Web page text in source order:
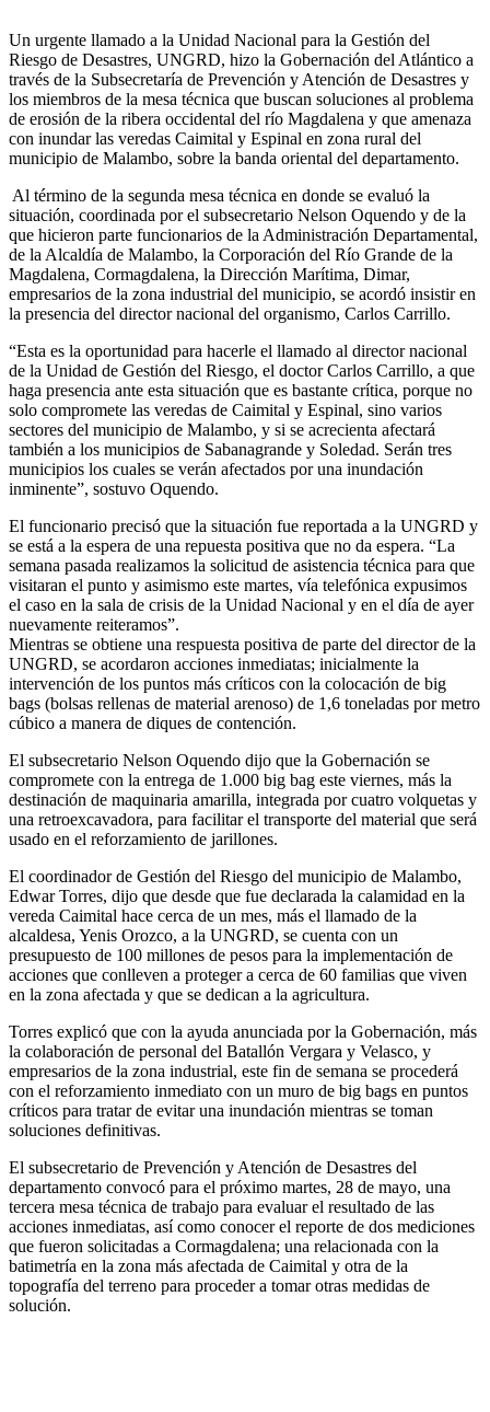
Un urgente llamado a la Unidad Nacional para la Gestión del
Riesgo de Desastres, UNGRD, hizo la Gobernación del Atlántico a
través de la Subsecretaría de Prevención y Atención de Desastres y
los miembros de la mesa técnica que buscan soluciones al problema
de erosión de la ribera occidental del río Magdalena y que amenaza
con inundar las veredas Caimital y Espinal en zona rural del
municipio de Malambo, sobre la banda oriental del departamento.
Al término de la segunda mesa técnica en donde se evaluó la
situación, coordinada por el subsecretario Nelson Oquendo y de la
que hicieron parte funcionarios de la Administración Departamental,
de la Alcaldía de Malambo, la Corporación del Río Grande de la
Magdalena, Cormagdalena, la Dirección Marítima, Dimar,
empresarios de la zona industrial del municipio, se acordó insistir en
la presencia del director nacional del organismo, Carlos Carrillo.
“Esta es la oportunidad para hacerle el llamado al director nacional
de la Unidad de Gestión del Riesgo, el doctor Carlos Carrillo, a que
haga presencia ante esta situación que es bastante crítica, porque no
solo compromete las veredas de Caimital y Espinal, sino varios
sectores del municipio de Malambo, y si se acrecienta afectará
también a los municipios de Sabanagrande y Soledad. Serán tres
municipios los cuales se verán afectados por una inundación
inminente”, sostuvo Oquendo.
El funcionario precisó que la situación fue reportada a la UNGRD y
se está a la espera de una repuesta positiva que no da espera. “La
semana pasada realizamos la solicitud de asistencia técnica para que
visitaran el punto y asimismo este martes, vía telefónica expusimos
el caso en la sala de crisis de la Unidad Nacional y en el día de ayer
nuevamente reiteramos”.
Mientras se obtiene una respuesta positiva de parte del director de la
UNGRD, se acordaron acciones inmediatas; inicialmente la
intervención de los puntos más críticos con la colocación de big
bags (bolsas rellenas de material arenoso) de 1,6 toneladas por metro
cúbico a manera de diques de contención.
El subsecretario Nelson Oquendo dijo que la Gobernación se
compromete con la entrega de 1.000 big bag este viernes, más la
destinación de maquinaria amarilla, integrada por cuatro volquetas y
una retroexcavadora, para facilitar el transporte del material que será
usado en el reforzamiento de jarillones.
El coordinador de Gestión del Riesgo del municipio de Malambo,
Edwar Torres, dijo que desde que fue declarada la calamidad en la
vereda Caimital hace cerca de un mes, más el llamado de la
alcaldesa, Yenis Orozco, a la UNGRD, se cuenta con un
presupuesto de 100 millones de pesos para la implementación de
acciones que conlleven a proteger a cerca de 60 familias que viven
en la zona afectada y que se dedican a la agricultura.
Torres explicó que con la ayuda anunciada por la Gobernación, más
la colaboración de personal del Batallón Vergara y Velasco, y
empresarios de la zona industrial, este fin de semana se procederá
con el reforzamiento inmediato con un muro de big bags en puntos
críticos para tratar de evitar una inundación mientras se toman
soluciones definitivas.
El subsecretario de Prevención y Atención de Desastres del
departamento convocó para el próximo martes, 28 de mayo, una
tercera mesa técnica de trabajo para evaluar el resultado de las
acciones inmediatas, así como conocer el reporte de dos mediciones
que fueron solicitadas a Cormagdalena; una relacionada con la
batimetría en la zona más afectada de Caimital y otra de la
topografía del terreno para proceder a tomar otras medidas de
solución.